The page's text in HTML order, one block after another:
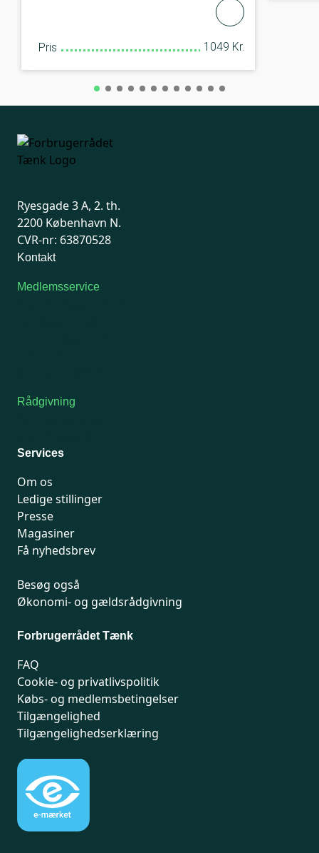
Pris 1049 Kr.
Ryesgade 3 A, 2. th.
2200 København N.
CVR-nr: 63870528
Kontakt
Medlemsservice
Rådgivning
Services
Om os
Ledige stillinger
Presse
Magasiner
Få nyhedsbrev
Besøg også
Økonomi- og gældsrådgivning
Forbrugerrådet Tænk
FAQ
Cookie- og privatlivspolitik
Købs- og medlemsbetingelser
Tilgængelighed
Tilgængelighedserklæring